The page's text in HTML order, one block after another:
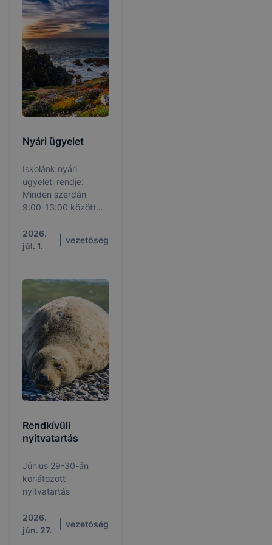
Nyári ügyelet
Iskolánk nyári
ügyeleti rendje:
Minden szerdán
9:00-13:00 között
egyeztetett ügyek
intézése zajlik.
egyeztessenek az
intézendőkkel
kapcsolatban.
Ügyeletes vezetőink
az alábbi beosztás
szerint lesznek az
iskolában.
2026.
júl. 1.
vezetőség
Rendkívüli
nyitvatartás
Június 29-30-án
korlátozott
nyitvatartás
2026.
jún. 27.
vezetőség